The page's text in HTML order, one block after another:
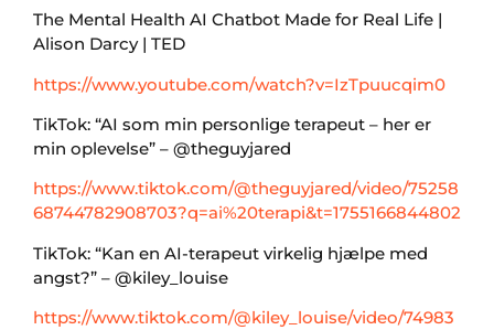
The Mental Health AI Chatbot Made for Real Life |
Alison Darcy | TED
https://www.youtube.com/watch?v=IzTpuucqim0
TikTok: “AI som min personlige terapeut – her er
min oplevelse” – @theguyjared
https://www.tiktok.com/@theguyjared/video/75258
68744782908703?q=ai%20terapi&t=1755166844802
TikTok: “Kan en AI-terapeut virkelig hjælpe med
angst?” – @kiley_louise
https://www.tiktok.com/@kiley_louise/video/74983